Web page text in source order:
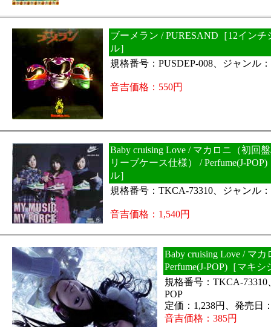
ブーメラン / PURESAND［12インチ
ル］
規格番号：PUSDEP-008、ジャンル：
音吉価格：550円
Baby cruising Love / マカロニ（初回
リーブケース仕様） / Perfume(J-
ル］
規格番号：TKCA-73310、ジャンル：
音吉価格：1,540円
Baby cruising Love / マ
Perfume(J-POP)［マキ
規格番号：TKCA-73310
POP
定価：1,238円、発売日
音吉価格：385円